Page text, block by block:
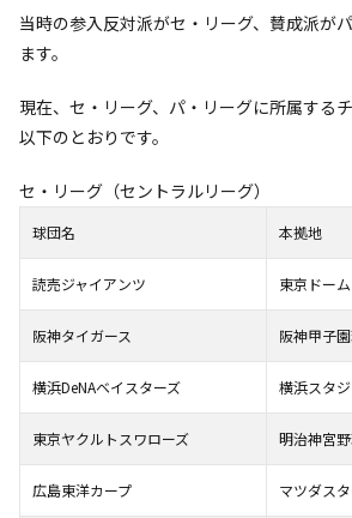
当時の参入反対派がセ・リーグ、賛成派が
ます。
現在、セ・リーグ、パ・リーグに所属する
以下のとおりです。
セ・リーグ（セントラルリーグ）
球団名 本拠地
読売ジャイアンツ 東京ドーム
阪神タイガース 阪神甲子
横浜DeNAベイスターズ 横浜スタ
東京ヤクルトスワローズ 明治神宮
広島東洋カープ マツダス